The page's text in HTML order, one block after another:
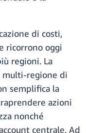
di costi,
ricorrono oggi
regioni. La
multi-regione di
semplifica la
azioni
nonché
centrale. Ad